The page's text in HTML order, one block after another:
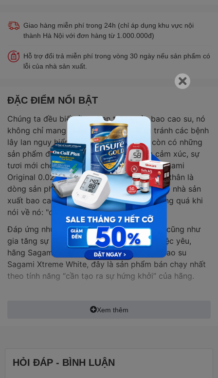
Giao hàng miễn phí trong 24h (chỉ áp dụng khu vực nội
thành Hà Nội với đơn hàng từ 1.000.000đ)
Hỗ trợ đổi trả miễn phí trong vòng 30 ngày nếu sản phẩm có
lỗi của nhà sản xuất.
ĐẶC ĐIỂM NỔI BẬT
Chúng ta đều biết tầm quan trọng của bao cao su, nó
không chỉ mang đến sự an toàn, phòng tránh các bệnh
lây lan nguy hiểm nhất là HIV, AIDS mà còn có những
sản phẩm được sử dụng để tăng cường cảm xúc, sự
tươi mới cho những cặp đôi. Bao cao su Sagami
Original 0.02 là sản phẩm như vậy, với xuất thân là
dòng sản phẩm cao cấp của hãng SAGAMI - nhà sản
xuất bao cao su đầu tiên tại Nhật Bản, không quá khi
nói về nó: "đắt xắt ra miếng"
Đáp ứng nhu cầu của phần lớn người dùng cũng như
gia tăng sự đổi mới và trải nghiệm trong việc yêu,
hãng Sagami tung ra dòng sản phẩm bao cao su
Sagami Xtreme White, đây là sản phẩm bán chạy nhất
theo tính năng “cần tạo ra sự hứng khởi” của hãng.
- Có khả năng kéo dãn & đàn hồi gấp 2 lần so với các
loại thông thường, nên không bao giờ rách.
Xem thêm
HỎI ĐÁP - BÌNH LUẬN